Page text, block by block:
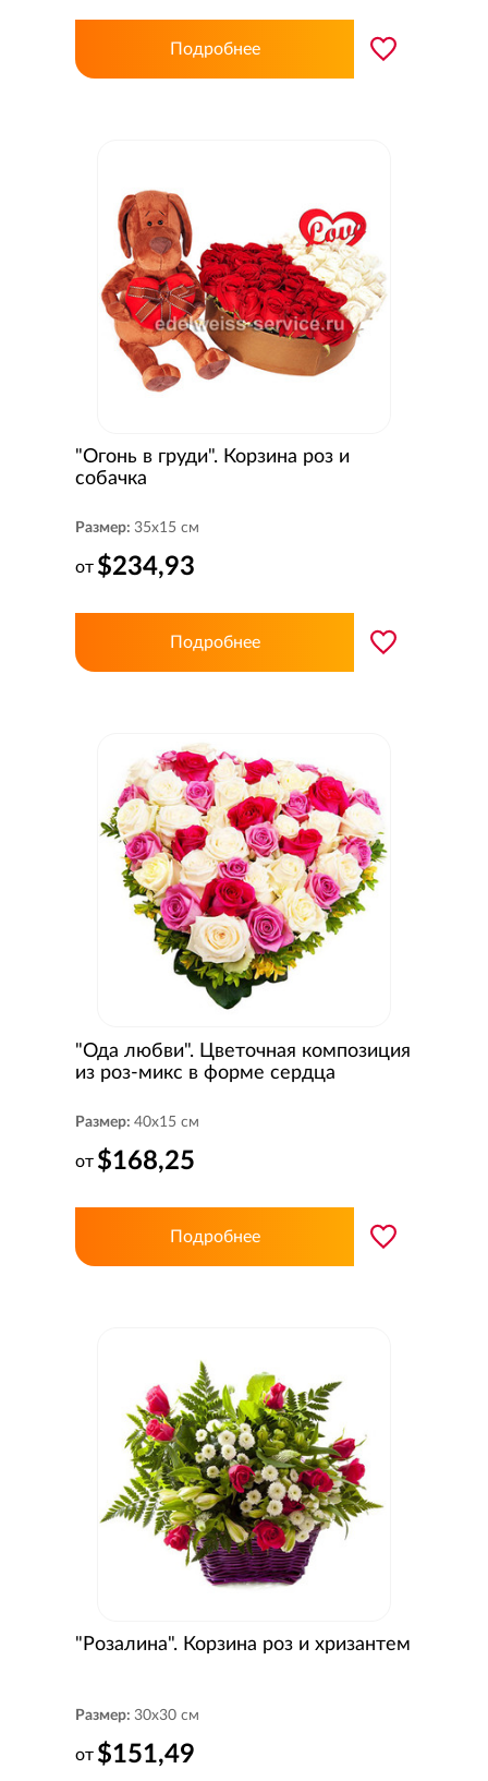
Подробнее
"Огонь в груди". Корзина роз и
собачка
Размер: 35x15 см
от $234,93
Подробнее
"Ода любви". Цветочная композиция
из роз-микс в форме сердца
Размер: 40x15 см
от $168,25
Подробнее
"Розалина". Корзина роз и хризантем
Размер: 30x30 см
от $151,49